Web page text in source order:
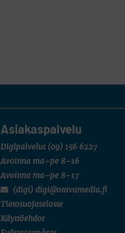
Asiakaspalvelu
Digipalvelut (09) 156 6227
Avoinna ma–pe 8–16
Avoinna ma–pe 8–17
(digi) digi@otavamedia.fi
Tietosuojaseloste
Käyttöehdot